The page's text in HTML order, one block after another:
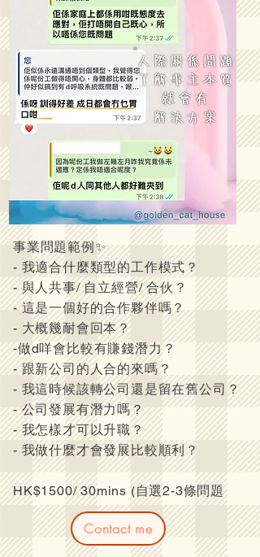
事業問題範例✨
- 我適合什麼類型的工作模式？
- 與人共事/ 自立經營/ 合伙？
- 這是一個好的合作夥伴嗎？
- 大概幾耐會回本？
-做d咩會比較有賺錢潛力？
- 跟新公司的人合的來嗎？
- 我這時候該轉公司還是留在舊公司？
- 公司發展有潛力嗎？
- 我怎樣才可以升職？
- 我做什麼才會發展比較順利？
HK$1500/ 30mins (自選2-3條問題
Contact me